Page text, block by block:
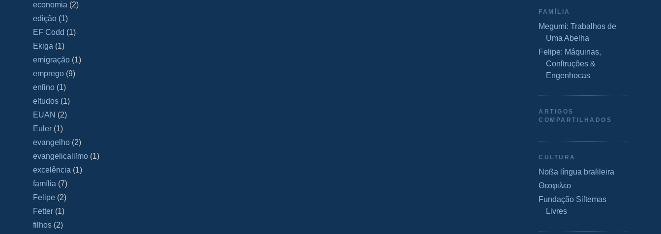
economia (2)
edição (1)
EF Codd (1)
Ekiga (1)
emigração (1)
emprego (9)
enſino (1)
eſtudos (1)
EUAN (2)
Euler (1)
evangelho (2)
evangelicaliſmo (1)
excelência (1)
família (7)
Felipe (2)
Fetter (1)
filhos (2)
FAMÍLIA
Megumi: Trabalhos de
Uma Abelha
Felipe: Máquinas,
Conſtruções &
Engenhocas
ARTIGOS
COMPARTILHADOS
CULTURA
Noßa língua braſileira
Θεοφιλεσ
Fundação Siſtemas
Livres